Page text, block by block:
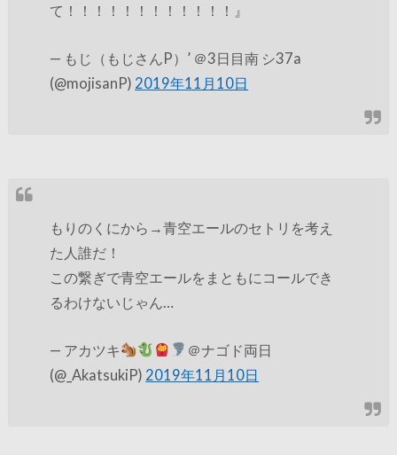
て！！！！！！！！！！！！』
— もじ（もじさんP）’ ＠3日目南 シ37a
(@mojisanP) 2019年11月10日
もりのくにから→青空エールのセトリを考え
た人誰だ！
この繋ぎで青空エールをまともにコールでき
るわけないじゃん…
— アカツキ
＠ナゴド両日
(@_AkatsukiP) 2019年11月10日